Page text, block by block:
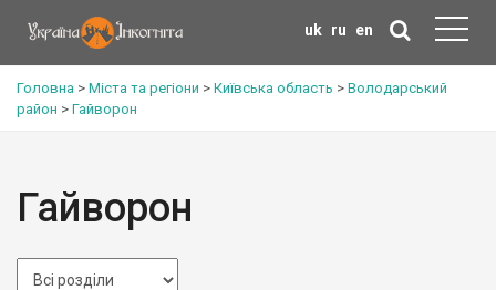
uk ru en
Головна > Міста та регіони > Київська область > Володарський
район > Гайворон
Гайворон